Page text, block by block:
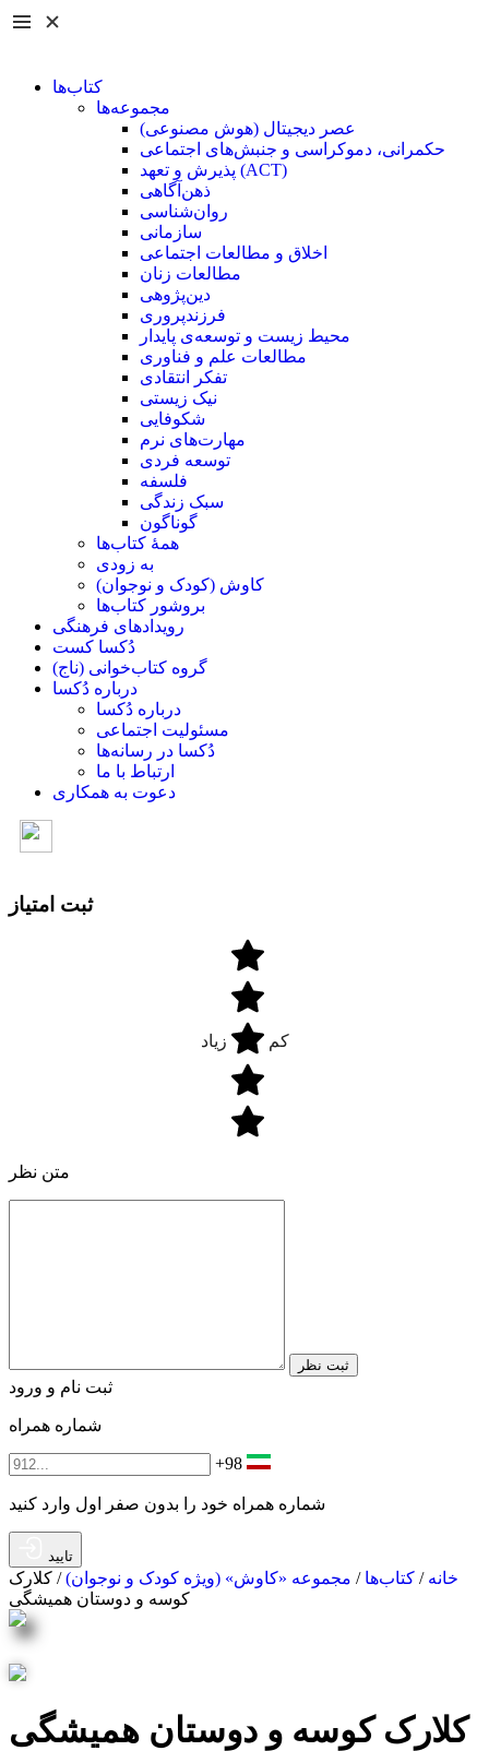
کتاب‌ها
مجموعه‌ها
عصر دیجیتال (هوش مصنوعی)
حکمرانی، دموکراسی و جنبش‌های اجتماعی
پذیرش و تعهد (ACT)
ذهن‌آگاهی
روان‌شناسی
سازمانی
اخلاق و مطالعات اجتماعی
مطالعات زنان
دین‌پژوهی
فرزند‌پروری
محیط زیست و توسعه‌ی پایدار
مطالعات علم و فناوری
تفکر انتقادی
نیک زیستی
شکوفایی
مهارت‌های نرم
توسعه فردی
فلسفه
سبک زندگی
گوناگون
همۀ کتاب‌ها
به زودی
کاوش (کودک و ‌نوجوان)
بروشور کتاب‌ها
رویدادهای فرهنگی
دُکسا کست
گروه کتاب‌خوانی (ناج)
درباره دُکسا
درباره دُکسا
مسئولیت اجتماعی
دُکسا در رسانه‌ها
ارتباط با ما
دعوت به همکاری
ثبت امتیاز
زیاد کم
متن نظر
ثبت نظر
ثبت نام و ورود
شماره همراه
+98
شماره همراه خود را بدون صفر اول وارد کنید
تایید
خانه / کتاب‌ها / مجموعه «کاوش» (ویژه کودک و ‌نوجوان)/ کلارک
کوسه و دوستان همیشگی
کلارک کوسه و دوستان همیشگی